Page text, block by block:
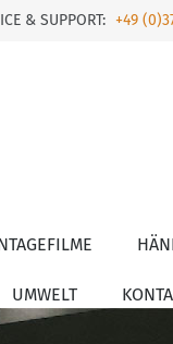
& SUPPORT: +49
UMWELT